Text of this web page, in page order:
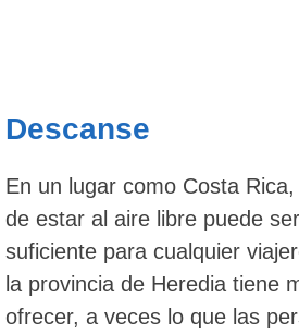
Descanse
En un lugar como Costa
de estar al aire libre puede
suficiente para cualquier
la provincia de Heredia tiene
ofrecer, a veces lo que las